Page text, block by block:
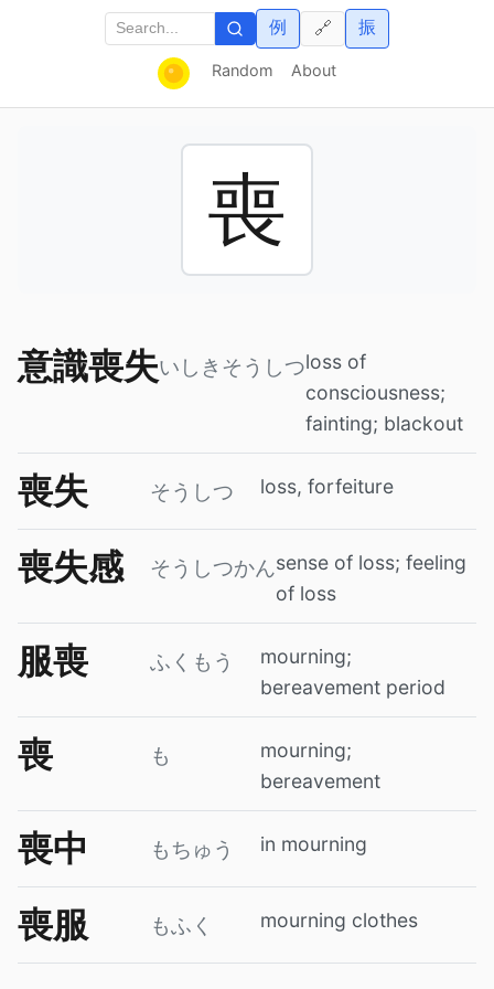
Random About
例 振
🔗
喪
意識喪失いしきそうしつloss of
consciousness;
fainting; blackout
喪失 そうしつ loss, forfeiture
喪失感 そうしつかんsense of loss; feeling
of loss
服喪 ふくもう
mourning;
bereavement period
喪 も
mourning;
bereavement
喪中 もちゅう in mourning
喪服 もふく mourning clothes